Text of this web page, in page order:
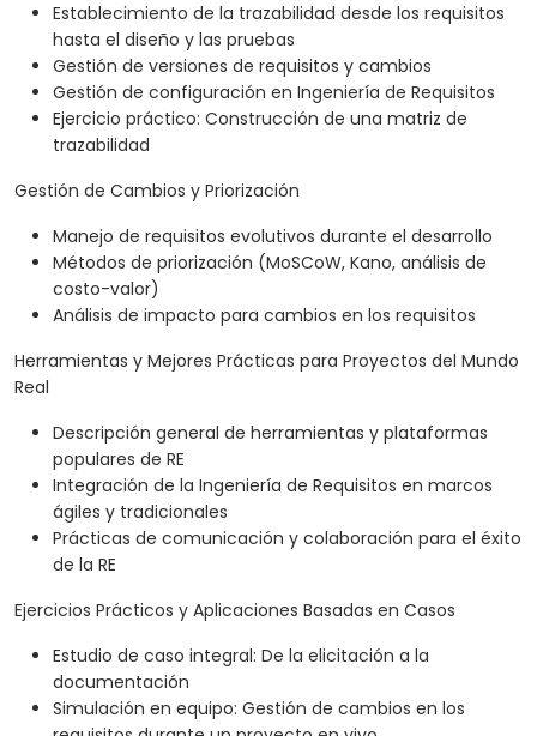
Establecimiento de la trazabilidad desde los requisitos
hasta el diseño y las pruebas
Gestión de versiones de requisitos y cambios
Gestión de configuración en Ingeniería de Requisitos
Ejercicio práctico: Construcción de una matriz de
trazabilidad
Gestión de Cambios y Priorización
Manejo de requisitos evolutivos durante el desarrollo
Métodos de priorización (MoSCoW, Kano, análisis de
costo-valor)
Análisis de impacto para cambios en los requisitos
Herramientas y Mejores Prácticas para Proyectos del Mundo
Real
Descripción general de herramientas y plataformas
populares de RE
Integración de la Ingeniería de Requisitos en marcos
ágiles y tradicionales
Prácticas de comunicación y colaboración para el éxito
de la RE
Ejercicios Prácticos y Aplicaciones Basadas en Casos
Estudio de caso integral: De la elicitación a la
documentación
Simulación en equipo: Gestión de cambios en los